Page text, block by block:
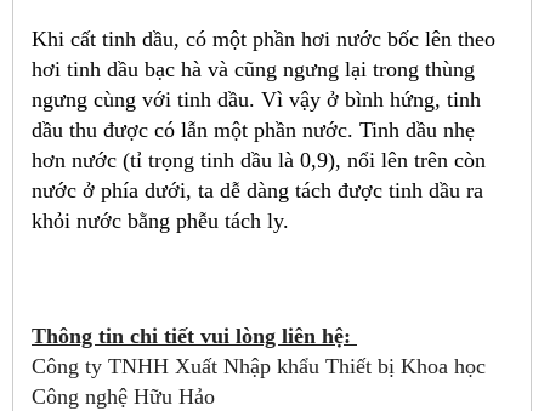
Khi cất tinh dầu, có một phần hơi nước bốc lên theo
hơi tinh dầu bạc hà và cũng ngưng lại trong thùng
ngưng cùng với tinh dầu. Vì vậy ở bình hứng, tinh
dầu thu được có lẫn một phần nước. Tinh dầu nhẹ
hơn nước (tỉ trọng tinh dầu là 0,9), nổi lên trên còn
nước ở phía dưới, ta dễ dàng tách được tinh dầu ra
khỏi nước bằng phễu tách ly.
Thông tin chi tiết vui lòng liên hệ:
Công ty TNHH Xuất Nhập khẩu Thiết bị Khoa học
Công nghệ Hữu Hảo